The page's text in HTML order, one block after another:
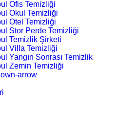
Ofis Temizliği
Okul Temizliği
Otel Temizliği
Stor Perde Temizliği
Temizlik Şirketi
Villa Temizliği
Yangın Sonrası Temizlik
Zemin Temizliği